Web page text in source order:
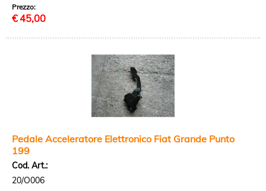
Prezzo:
€45,00
Pedale Acceleratore Elettronico Fiat Grande Punto
199
Cod. Art.:
20/O006